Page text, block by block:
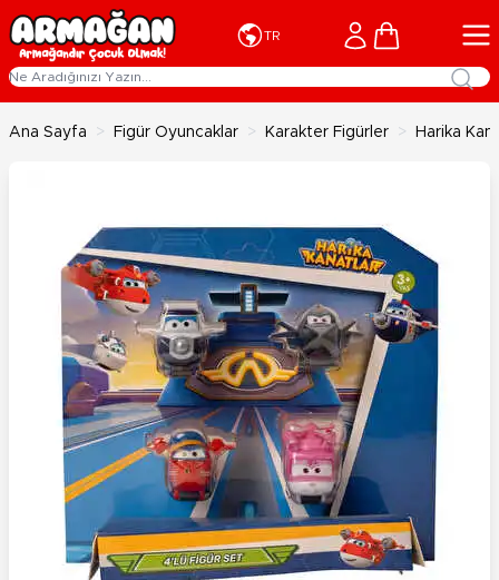
İçeriğe geç
TR Cart
Ana Sayfa > Figür Oyuncaklar > Karakter Figürler > Harika